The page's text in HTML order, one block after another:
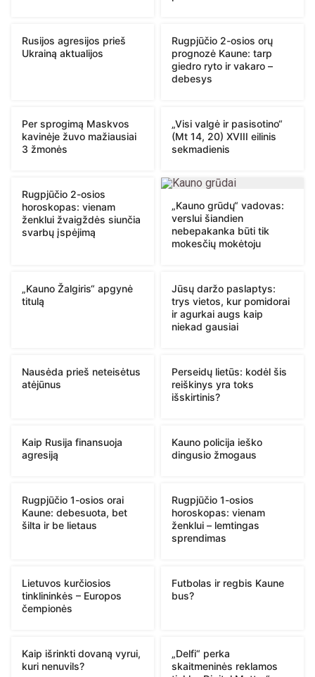
Rusijos agresijos prieš
Ukrainą aktualijos
Rugpjūčio 2-osios orų
prognozė Kaune: tarp
giedro ryto ir vakaro –
debesys
Per sprogimą Maskvos
kavinėje žuvo mažiausiai
3 žmonės
„Visi valgė ir pasisotino“
(Mt 14, 20) XVIII eilinis
sekmadienis
Rugpjūčio 2-osios
horoskopas: vienam
ženklui žvaigždės siunčia
svarbų įspėjimą
„Kauno grūdų“ vadovas:
verslui šiandien
nebepakanka būti tik
mokesčių mokėtoju
„Kauno Žalgiris“ apgynė
titulą
Jūsų daržo paslaptys:
trys vietos, kur pomidorai
ir agurkai augs kaip
niekad gausiai
Nausėda prieš neteisėtus
atėjūnus
Perseidų lietūs: kodėl šis
reiškinys yra toks
išskirtinis?
Kaip Rusija finansuoja
agresiją
Kauno policija ieško
dingusio žmogaus
Rugpjūčio 1-osios orai
Kaune: debesuota, bet
šilta ir be lietaus
Rugpjūčio 1-osios
horoskopas: vienam
ženklui – lemtingas
sprendimas
Lietuvos kurčiosios
tinklininkės – Europos
čempionės
Futbolas ir regbis Kaune
bus?
Kaip išrinkti dovaną vyrui,
kuri nenuvils?
„Delfi“ perka
skaitmeninės reklamos